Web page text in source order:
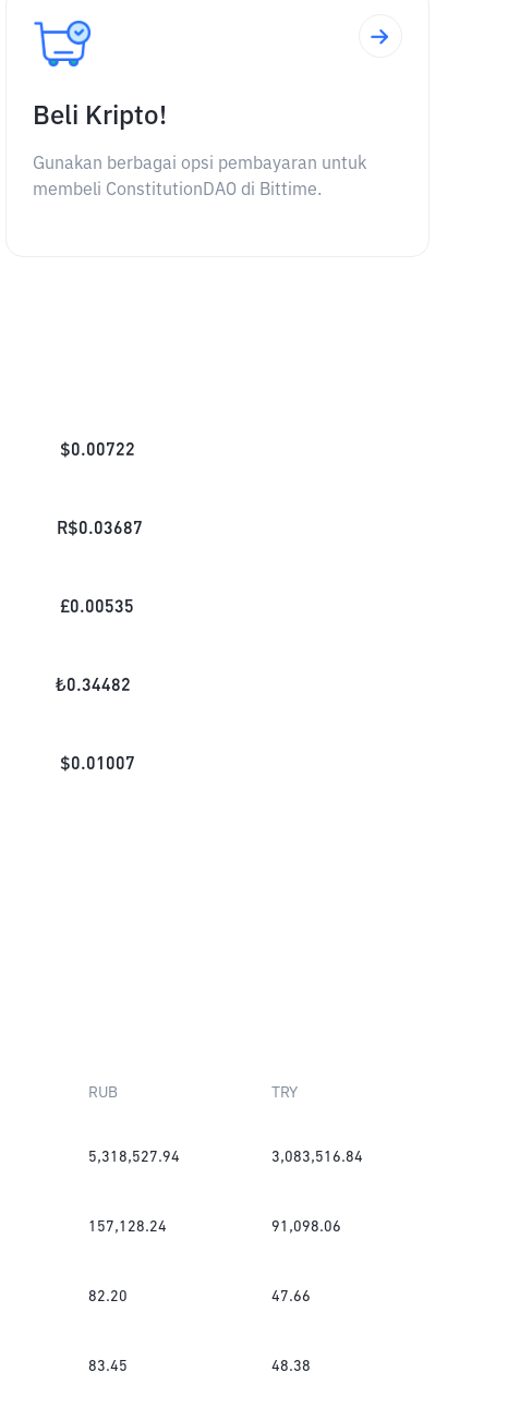
Beli Kripto!
Gunakan berbagai opsi pembayaran untuk
membeli ConstitutionDAO di Bittime.
$0.00722
R$0.03687
£0.00535
₺0.34482
$0.01007
RUB TRY
5,318,527.94 3,083,516.84
157,128.24 91,098.06
82.20 47.66
83.45 48.38